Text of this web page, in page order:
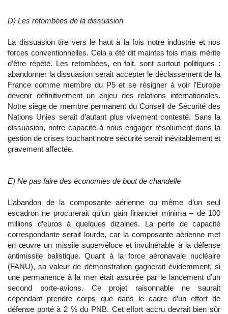
D) Les retombées de la dissuasion
La dissuasion tire vers le haut à la fois notre industrie et nos
forces conventionnelles. Cela a été dit maintes fois mais mérite
d’être répété. Les retombées, en fait, sont surtout politiques :
abandonner la dissuasion serait accepter le déclassement de la
France comme membre du P5 et se résigner à voir l’Europe
devenir définitivement un enjeu des relations internationales.
Notre siège de membre permanent du Conseil de Sécurité des
Nations Unies serait d’autant plus vivement contesté. Sans la
dissuasion, notre capacité à nous engager résolument dans la
gestion de crises touchant notre sécurité serait inévitablement et
gravement affectée.
E) Ne pas faire des économies de bout de chandelle
L’abandon de la composante aérienne ou même d’un seul
escadron ne procurerait qu’un gain financier minima – de 100
millions d’euros à quelques dizaines. La perte de capacité
correspondante serait lourde, car la composante aérienne met
en œuvre un missile supervéloce et invulnérable à la défense
antimissile balistique. Quant à la force aéronavale nucléaire
(FANU), sa valeur de démonstration gagnerait évidemment, si
une permanence à la mer était assurée par le lancement d’un
second porte-avions. Ce projet raisonnable ne saurait
cependant prendre corps que dans le cadre d’un effort de
défense porté à 2 % du PNB. Cet effort accru devrait bien sûr